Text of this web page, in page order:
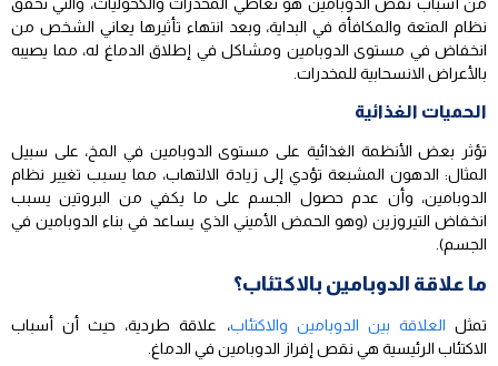
نظام المتعة والمكافأة في البداية، وبعد انتهاء تأثيرها يعاني الشخص من
انخفاض في مستوى الدوبامين ومشاكل في إطلاق الدماغ له، مما يصيبه
بالأعراض الانسحابية للمخدرات.
الحميات الغذائية
تؤثر بعض الأنظمة الغذائية على مستوى الدوبامين في المخ، على سبيل
المثال: الدهون المشبعة تؤدي إلى زيادة الالتهاب، مما يسبب تغيير نظام
الدوبامين، وأن عدم حصول الجسم على ما يكفي من البروتين يسبب
انخفاض التيروزين (وهو الحمض الأميني الذي يساعد في بناء الدوبامين في
الجسم).
ما علاقة الدوبامين بالاكتئاب؟
تمثل العلاقة بين الدوبامين والاكتئاب، علاقة طردية، حيث أن أسباب
الاكتئاب الرئيسية هي نقص إفراز الدوبامين في الدماغ.